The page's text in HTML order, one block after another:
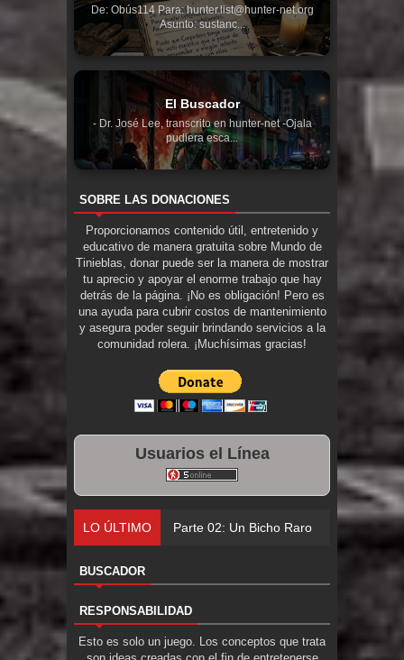
De: Obús114 Para: hunter.list@hunter-net.org
Asunto: sustanc...
El Buscador
- Dr. José Lee, transcrito en hunter-net -Ojala
pudiera esca...
SOBRE LAS DONACIONES
Proporcionamos contenido útil, entretenido y
educativo de manera gratuita sobre Mundo de
Tinieblas, donar puede ser la manera de mostrar
tu aprecio y apoyar el enorme trabajo que hay
detrás de la página. ¡No es obligación! Pero es
una ayuda para cubrir costos de mantenimiento
y asegura poder seguir brindando servicios a la
comunidad rolera. ¡Muchísimas gracias!
Usuarios el Línea
LO ÚLTIMO Parte 02: Un Bicho Raro
BUSCADOR
RESPONSABILIDAD
Esto es solo un juego. Los conceptos que trata